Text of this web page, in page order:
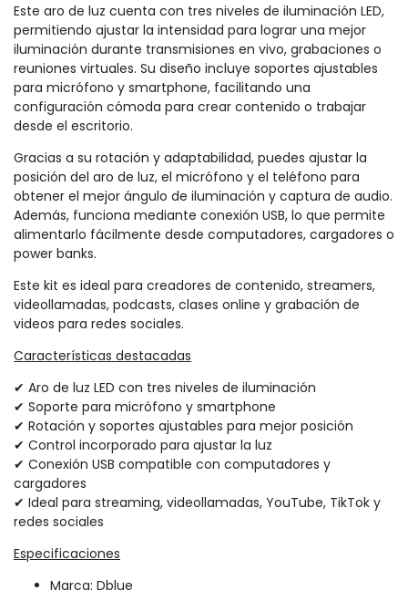
Este aro de luz cuenta con tres niveles de iluminación LED,
permitiendo ajustar la intensidad para lograr una mejor
iluminación durante transmisiones en vivo, grabaciones o
reuniones virtuales. Su diseño incluye soportes ajustables
para micrófono y smartphone, facilitando una
configuración cómoda para crear contenido o trabajar
desde el escritorio.
Gracias a su rotación y adaptabilidad, puedes ajustar la
posición del aro de luz, el micrófono y el teléfono para
obtener el mejor ángulo de iluminación y captura de audio.
Además, funciona mediante conexión USB, lo que permite
alimentarlo fácilmente desde computadores, cargadores o
power banks.
Este kit es ideal para creadores de contenido, streamers,
videollamadas, podcasts, clases online y grabación de
videos para redes sociales.
Características destacadas
✔ Aro de luz LED con tres niveles de iluminación
✔ Soporte para micrófono y smartphone
✔ Rotación y soportes ajustables para mejor posición
✔ Control incorporado para ajustar la luz
✔ Conexión USB compatible con computadores y
cargadores
✔ Ideal para streaming, videollamadas, YouTube, TikTok y
redes sociales
Especificaciones
Marca: Dblue